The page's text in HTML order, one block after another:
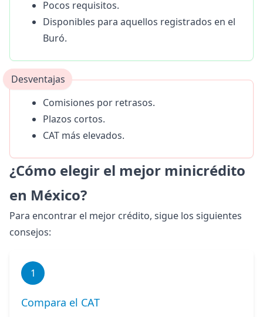
Pocos requisitos.
Disponibles para aquellos registrados en el
Buró.
Desventajas
Comisiones por retrasos.
Plazos cortos.
CAT más elevados.
¿Cómo elegir el mejor minicrédito
en México?
Para encontrar el mejor crédito, sigue los siguientes
consejos:
1
Compara el CAT